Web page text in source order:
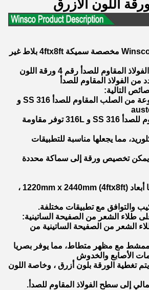
WinscoMetal SS 316 316L مخصصة سميكة 4ftx8ft بلاط غير
1220mmx2440mm الفولاذ المقاوم للصدأ رقم 4 ورقة اللون
من الفولاذ المقاوم للصدأ
التالية:
1المواد: الصفحة مصنوعة من الصلب المقاوم للصدأ SS 316 و
الصفوف الفولاذ المقاوم للصدأ SS 316 و 316L توفر مقاومة
مما يجعلها مناسبة للتطبيقات
يمكن تخصيص ورقة إلى سماكة محددة
3الحجم: الشريحة لديها أبعاد 1220mm x 2440mm (4ftx8ft) ،
والتوافق مع تطبيقات مختلفة.
طلاء الشعر من الصفيحة الساتينية:
الشعر من الصفيحة الساتينية من
مع مظهر متطاط، مما يوفر بصريا
الأصابع والخدوش
الأزرق رقم 4: يتم تغطية الورقة بلون أزرق ، وخاصة اللون
إلى سطح الفولاذ المقاوم للصدأ.